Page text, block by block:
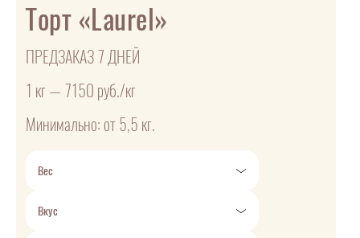
Торт «Laurel»
ПРЕДЗАКАЗ 7 ДНЕЙ
1 кг — 7150 руб./кг
Минимально: от 5,5 кг.
Вес
Вкус